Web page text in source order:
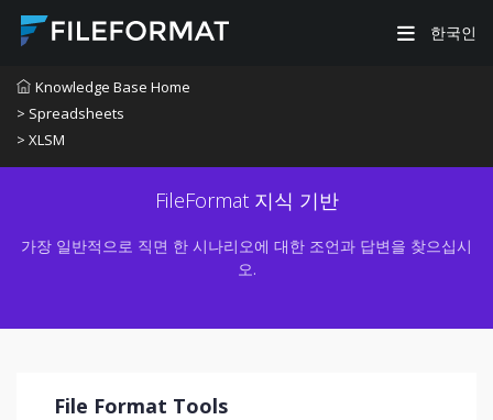
한국인
Knowledge Base Home
> Spreadsheets
> XLSM
FileFormat 지식 기반
가장 일반적으로 직면 한 시나리오에 대한 조언과 답변을 찾으십시
오.
File Format Tools